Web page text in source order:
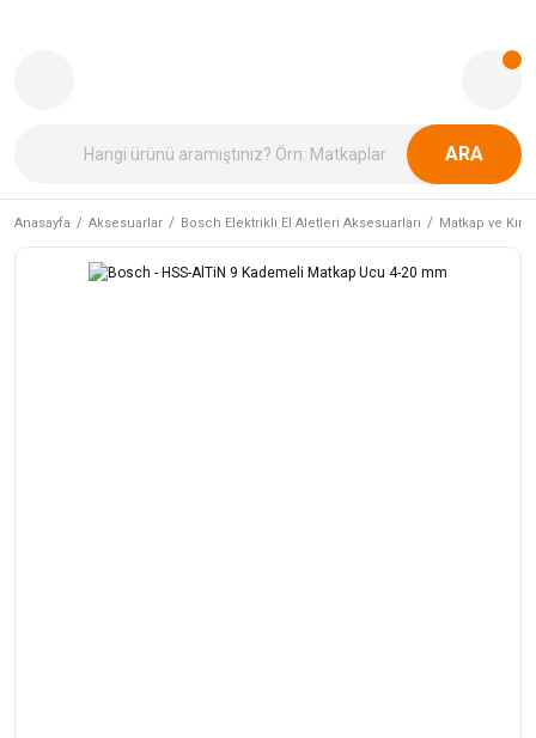
ARA
Anasayfa Aksesuarlar Bosch Elektrikli El Aletleri Aksesuarları Matkap ve